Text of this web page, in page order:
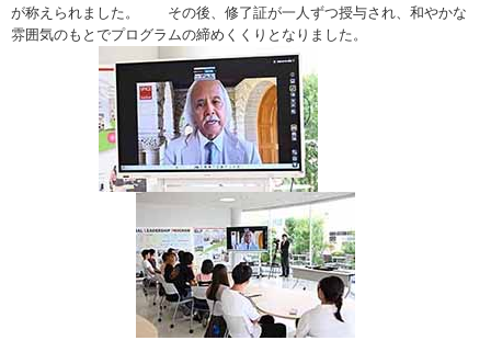
が称えられました。 その後、 修了証が一人ずつ授与され、和やかな
雰囲気のもとでプログラムの締めくくりとなりました。